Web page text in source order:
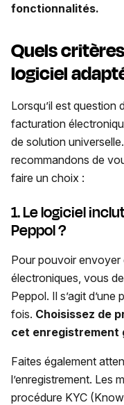
fonctionnalités.
Quels
logiciel
Lorsqu’il est question
facturation
de solution
recommandons de
faire un choix :
1. Le logiciel
Peppol ?
Pour pouvoir
électroniques, vous
Peppol. Il s’agit
fois. Choisissez de
cet enregistrement
Faites également
l’enregistrement. Les
procédure KYC